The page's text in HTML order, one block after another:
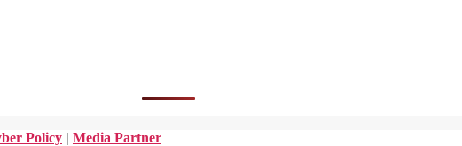
Policy | Media Partner